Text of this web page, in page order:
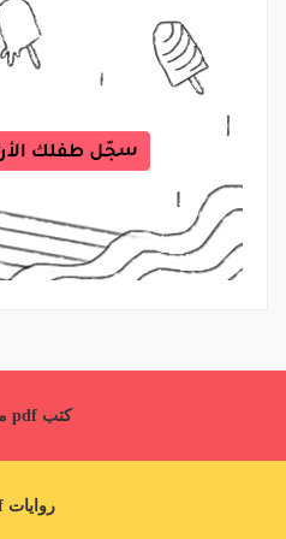
كتب pdf مجانية
روايات pdf